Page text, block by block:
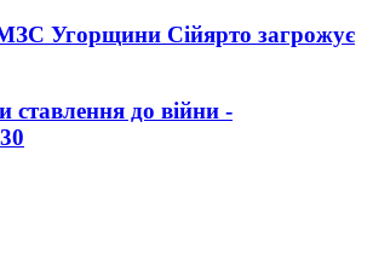
Угорщини Сійярто загрожує
ставлення до війни -